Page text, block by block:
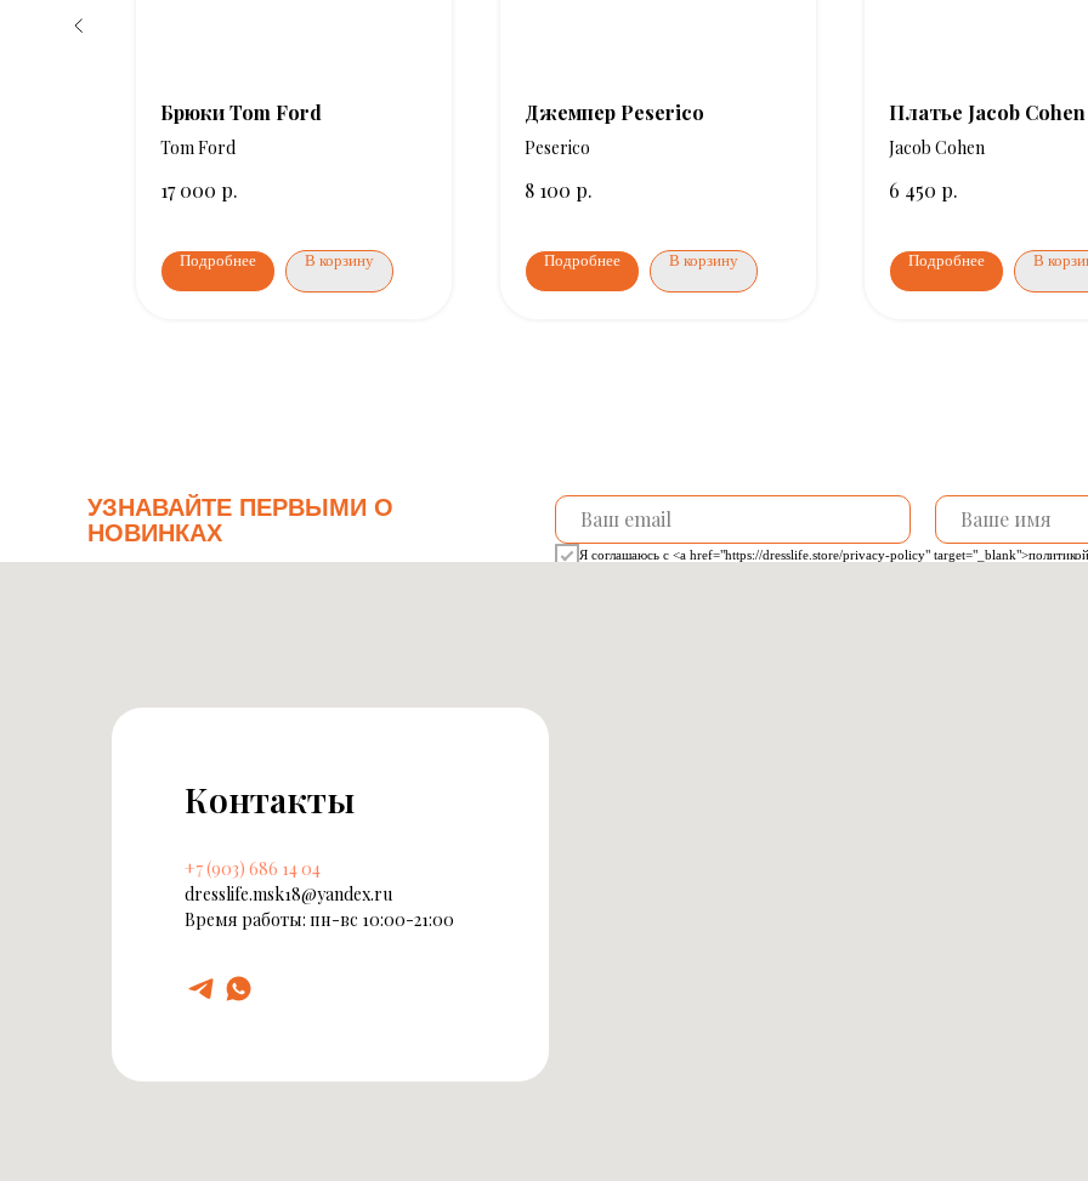
Брюки Tom Ford
Tom Ford
17 000 р.
Подробнее В корзину
Джемпер Peserico
Peserico
8 100 р.
Подробнее В корзину
Платье Jacob Cohen
Jacob Cohen
6 450 р.
Подробнее В
Я соглашаюсь с <a href="https://dresslife.store/privacy-policy"
УЗНАВАЙТЕ ПЕРВЫМИ О
НОВИНКАХ
Контакты
+7 (903) 686 14 04
dresslife.msk18@yandex.ru
Время работы: пн-вс 10:00-21:00